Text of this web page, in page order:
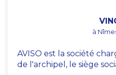
à
AVISO est la société
de l'archipel, le siège